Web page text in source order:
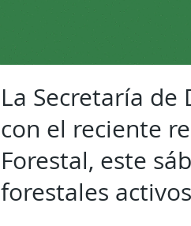
La Secretaría
con el reciente
Forestal, este
forestales